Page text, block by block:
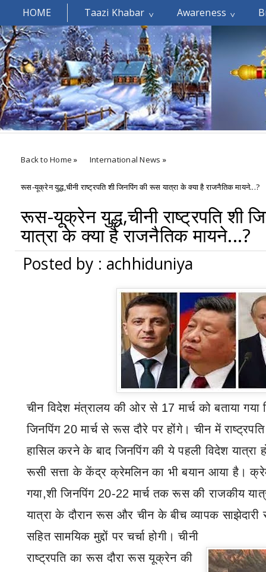
HOME Taazi Khabar Awareness
Welcomes You.....
Back to Home » International News »
रूस-यूक्रेन युद्ध,चीनी राष्ट्रपति शी जिनपिंग की रूस यात्रा के क्या है राजनैतिक मायने...?
रूस-यूक्रेन युद्ध,चीनी राष्ट्रपति शी
यात्रा के क्या है राजनैतिक मायने...?
Posted by : achhiduniya
चीन विदेश मंत्रालय की ओर से 17 मार्च को बताया गया
जिनपिंग 20 मार्च से रूस दौरे पर होंगे। चीन में
हासिल करने के बाद जिनपिंग की ये पहली विदेश यात्रा
रूसी सत्ता के केंद्र क्रेमलिन का भी बयान आया है।
गया,शी जिनपिंग 20-22 मार्च तक रूस की राजकीय
यात्रा के दौरान रूस और चीन के बीच व्यापक
सहित सामयिक मुद्दों पर चर्चा होगी। चीनी
राष्ट्रपति का रूस दौरा रूस यूक्रेन की